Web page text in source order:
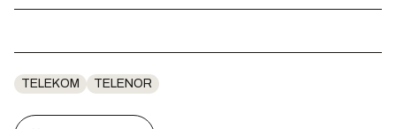
TELEKOM TELENOR